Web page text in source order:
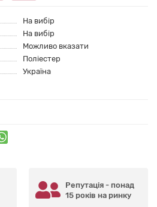
На вибір
На вибір
Можливо вказати
Поліестер
Україна
Репутація - понад
15 років на ринку